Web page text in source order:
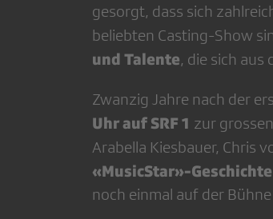
gesorgt, dass sich
beliebten Casting-Show
und Talente, die sich
Zwanzig Jahre nach der
Uhr auf SRF 1 zur
Arabella Kiesbauer, Chris
«MusicStar»-Geschichte
noch einmal auf der